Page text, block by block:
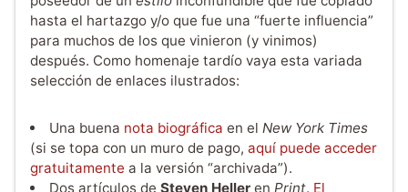
English
hasta el hartazgo y/o que fue una “fuerte influencia”
para muchos de los que vinieron (y vinimos)
después. Como homenaje tardío vaya esta variada
selección de enlaces ilustrados:
Una buena nota biográfica en elNew York Times
(si se topa con un muro de pago, aquí puede acceder
gratuitamente a la versión “archivada”).
Dos artículos deSteven Heller enPrint. El